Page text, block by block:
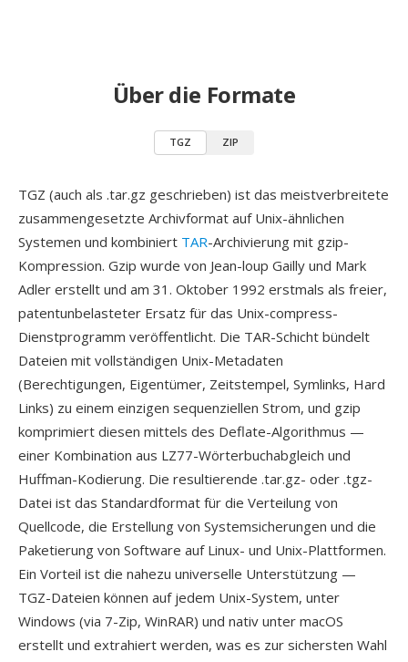
Über die Formate
TGZ ZIP
TGZ (auch als .tar.gz geschrieben) ist das meistverbreitete
zusammengesetzte Archivformat auf Unix-ähnlichen
Systemen und kombiniert TAR-Archivierung mit gzip-
Kompression. Gzip wurde von Jean-loup Gailly und Mark
Adler erstellt und am 31. Oktober 1992 erstmals als freier,
patentunbelasteter Ersatz für das Unix-compress-
Dienstprogramm veröffentlicht. Die TAR-Schicht bündelt
Dateien mit vollständigen Unix-Metadaten
(Berechtigungen, Eigentümer, Zeitstempel, Symlinks, Hard
Links) zu einem einzigen sequenziellen Strom, und gzip
komprimiert diesen mittels des Deflate-Algorithmus —
einer Kombination aus LZ77-Wörterbuchabgleich und
Huffman-Kodierung. Die resultierende .tar.gz- oder .tgz-
Datei ist das Standardformat für die Verteilung von
Quellcode, die Erstellung von Systemsicherungen und die
Paketierung von Software auf Linux- und Unix-Plattformen.
Ein Vorteil ist die nahezu universelle Unterstützung —
TGZ-Dateien können auf jedem Unix-System, unter
Windows (via 7-Zip, WinRAR) und nativ unter macOS
erstellt und extrahiert werden, was es zur sichersten Wahl